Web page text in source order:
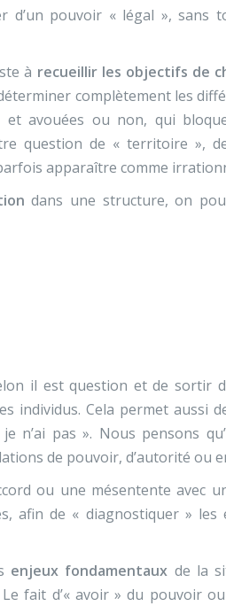
pouvoir « légal », sans
à recueillir les objectifs de
complètement les
et avouées ou non, qui
question de « territoire »,
apparaître comme
dans une structure, on
il est question et de sortir
individus. Cela permet aussi
n’ai pas ». Nous pensons
de pouvoir, d’autorité ou
ou une mésentente avec
afin de « diagnostiquer »
enjeux fondamentaux de la
fait d’« avoir » du pouvoir